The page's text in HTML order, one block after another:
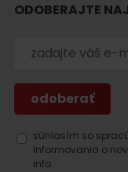
ODOBERAJTE
súhlasím so
informovania o
info.